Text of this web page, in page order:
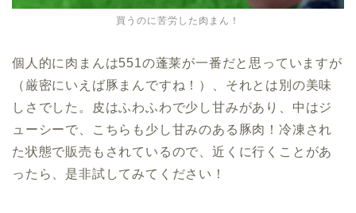
買うのに苦労した肉まん！
個人的に肉まんは551の蓬莱が一番だと思っていますが
（厳密にいえば豚まんですね！）、それとは別の美味
しさでした。皮はふわふわで少し甘みがあり、中はジ
ューシーで、こちらも少し甘みのある豚肉！冷凍され
た状態で販売もされているので、近くに行くことがあ
ったら、是非試してみてください！